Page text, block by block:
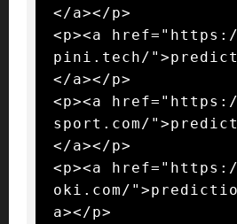
</a></p>
<p><a
pini.tech/
</a></p>
<p><a
sport.com/
</a></p>
<p><a
oki.com/
a></p>